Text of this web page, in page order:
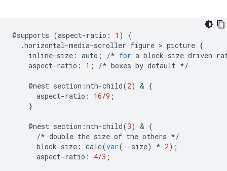
@supports (aspect-ratio : 1 )
{
.horizontal-media-scroller figure > picture {
inline-size : auto ; /* for a block-size driven
aspect-ratio : 1 ; /* boxes by default */
@nest section :nth-child(2) & {
aspect-ratio : 16/9 ;
}
@nest section :nth-child(3) & {
/* double the size of the others */
block-size : calc(var(--size) * 2);
aspect-ratio : 4/3 ;